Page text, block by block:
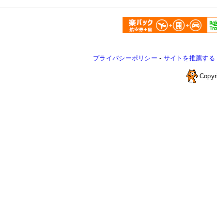
プライバシーポリシー - サイトを推薦する